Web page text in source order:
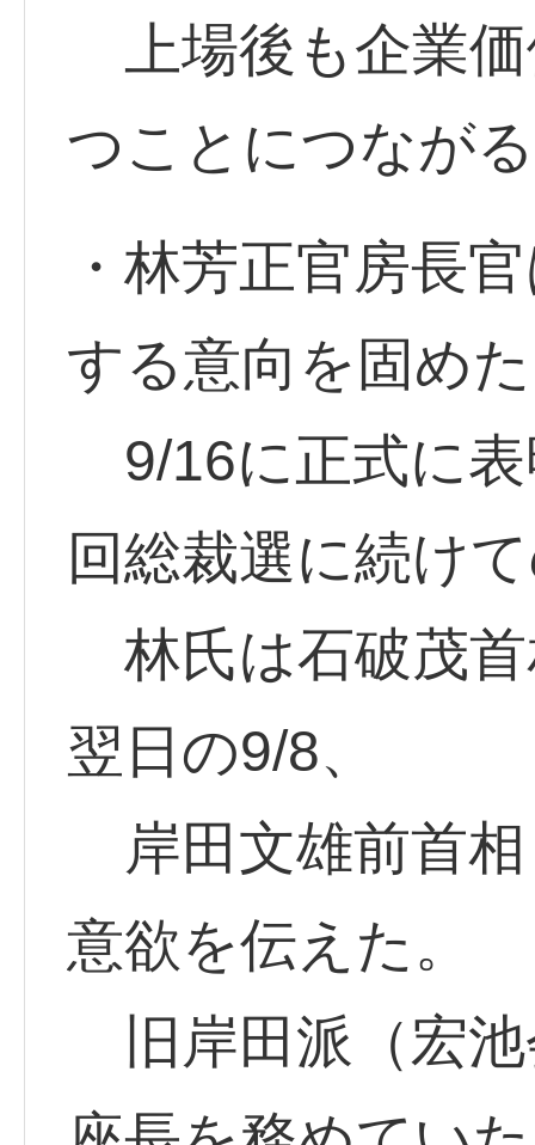
上場後も企業
つことにつなが
・林芳正官房長
する意向を固め
9/16に正式に表
回総裁選に続け
林氏は石破茂
翌日の9/8、
岸田文雄前首相
意欲を伝えた。
旧岸田派（宏